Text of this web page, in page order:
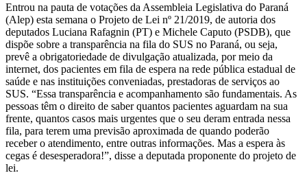
Entrou na pauta de votações da Assembleia Legislativa do Paraná
(Alep) esta semana o Projeto de Lei nº 21/2019, de autoria dos
deputados Luciana Rafagnin (PT) e Michele Caputo (PSDB), que
dispõe sobre a transparência na fila do SUS no Paraná, ou seja,
prevê a obrigatoriedade de divulgação atualizada, por meio da
internet, dos pacientes em fila de espera na rede pública estadual de
saúde e nas instituições conveniadas, prestadoras de serviços ao
SUS. “Essa transparência e acompanhamento são fundamentais. As
pessoas têm o direito de saber quantos pacientes aguardam na sua
frente, quantos casos mais urgentes que o seu deram entrada nessa
fila, para terem uma previsão aproximada de quando poderão
receber o atendimento, entre outras informações. Mas a espera às
cegas é desesperadora!”, disse a deputada proponente do projeto de
lei.